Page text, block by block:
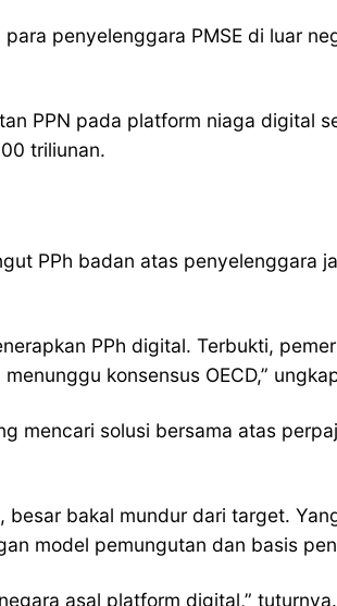
penyelenggara PMSE di luar
PPN pada platform niaga digital
triliunan.
PPh badan atas penyelenggara
PPh digital. Terbukti,
konsensus OECD,”
mencari solusi bersama atas
bakal mundur dari target.
model pemungutan dan basis
asal platform digital,” tuturnya.